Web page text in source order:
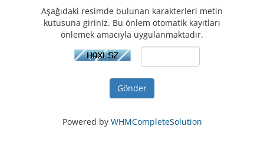
Aşağıdaki resimde bulunan karakterleri metin
kutusuna giriniz. Bu önlem otomatik kayıtları
önlemek amacıyla uygulanmaktadır.
Gönder
Powered by WHMCompleteSolution